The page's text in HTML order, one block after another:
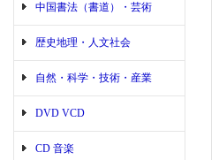
中国書法（書道）・芸術
歴史地理・人文社会
自然・科学・技術・産業
DVD VCD
CD 音楽